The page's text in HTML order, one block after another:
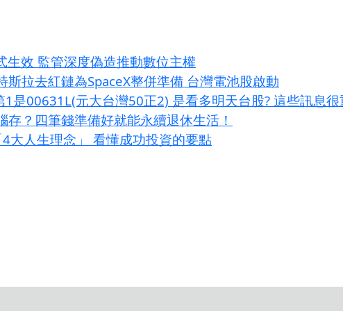
生效 監管深度偽造推動數位主權
斯拉去紅鏈為SpaceX整併準備 台灣電池股啟動
1是00631L(元大台灣50正2) 是看多明天台股? 這些訊息
存？四筆錢準備好就能永續退休生活！
4大人生理念」 看懂成功投資的要點